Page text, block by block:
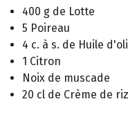
400 g de Lotte
5 Poireau
4 c. à s. de Huile
1 Citron
Noix de muscade
20 cl de Crème de riz